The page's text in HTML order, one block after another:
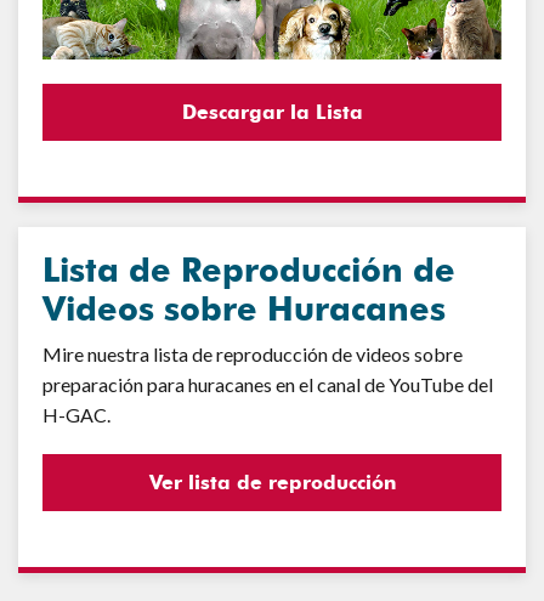
Descargar la Lista
Lista de Reproducción de
Videos sobre Huracanes
Mire nuestra lista de reproducción de videos sobre
preparación para huracanes en el canal de YouTube del
H-GAC.
Ver lista de reproducción